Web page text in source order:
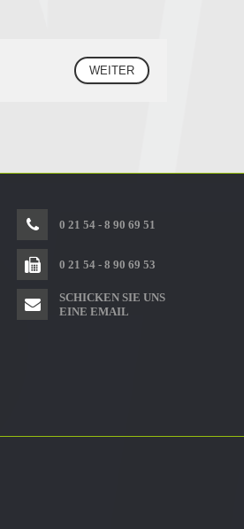
WEITER
0 21 54 - 8 90 69 51
0 21 54 - 8 90 69 53
SCHICKEN SIE UNS
EINE EMAIL